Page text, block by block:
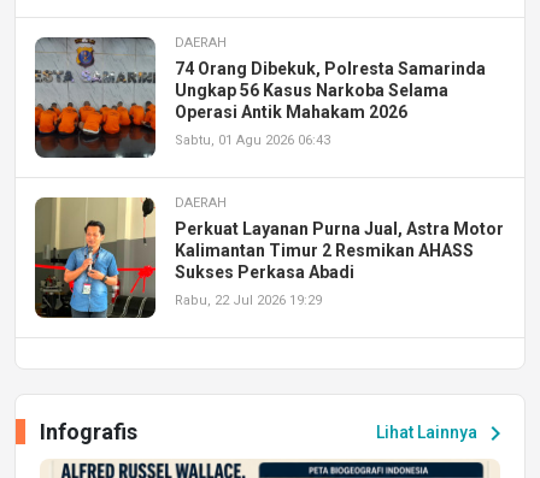
DAERAH
74 Orang Dibekuk, Polresta Samarinda
Ungkap 56 Kasus Narkoba Selama
Operasi Antik Mahakam 2026
Sabtu, 01 Agu 2026 06:43
DAERAH
Perkuat Layanan Purna Jual, Astra Motor
Kalimantan Timur 2 Resmikan AHASS
Sukses Perkasa Abadi
Rabu, 22 Jul 2026 19:29
Peluang Kerja dan Magang
Jumat, 17 Jul 2026 22:30
Lihat Lainnya chevron_right
Infografis